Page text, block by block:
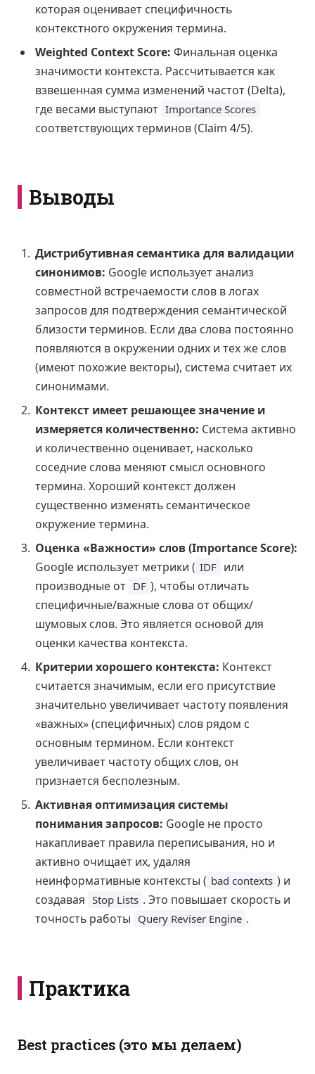
которая оценивает специфичность
контекстного окружения термина.
Weighted Context Score: Финальная оценка
значимости контекста. Рассчитывается как
взвешенная сумма изменений частот (Delta),
где весами выступают Importance Scores
соответствующих терминов (Claim 4/5).
Выводы
Дистрибутивная семантика для валидации
синонимов: Google использует анализ
совместной встречаемости слов в логах
запросов для подтверждения семантической
близости терминов. Если два слова постоянно
появляются в окружении одних и тех же слов
(имеют похожие векторы), система считает их
синонимами.
Контекст имеет решающее значение и
измеряется количественно: Система активно
и количественно оценивает, насколько
соседние слова меняют смысл основного
термина. Хороший контекст должен
существенно изменять семантическое
окружение термина.
Оценка «Важности» слов (Importance Score):
Google использует метрики ( IDF или
производные от DF ), чтобы отличать
специфичные/важные слова от общих/
шумовых слов. Это является основой для
оценки качества контекста.
Критерии хорошего контекста: Контекст
считается значимым, если его присутствие
значительно увеличивает частоту появления
«важных» (специфичных) слов рядом с
основным термином. Если контекст
увеличивает частоту общих слов, он
признается бесполезным.
Активная оптимизация системы
понимания запросов: Google не просто
накапливает правила переписывания, но и
активно очищает их, удаляя
неинформативные контексты ( bad contexts ) и
создавая Stop Lists . Это повышает скорость и
точность работы Query Reviser Engine .
Практика
Best practices (это мы делаем)